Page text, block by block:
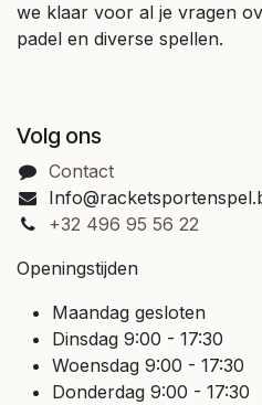
we klaar voor al je vragen
padel en diverse spellen.
Volg ons
Contact
+32 496 95 56 22
Openingstijden
Maandag gesloten
Dinsdag 9:00 - 17:30
Woensdag 9:00 - 17:30
Donderdag 9:00 - 17:30